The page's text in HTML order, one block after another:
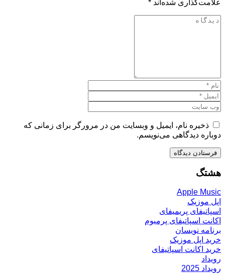
علامت‌گذاری شده‌اند *
ذخیره نام، ایمیل و وبسایت من در مرورگر برای زمانی که
دوباره دیدگاهی می‌نویسم.
هشتگ
Apple Music
اپل موزیک
اسپاتیفای پریمیفای
اکانت اسپاتیفای پرمیوم
برنامه نویسان
خرید اپل موزیک
خرید اکانت اسپاتیفای
رویداد
رویداد 2025